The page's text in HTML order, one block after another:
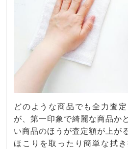
どのような商品でも全力査
が、第一印象で綺麗な商品か
い商品のほうが査定額が上が
ほこりを取ったり簡単な拭